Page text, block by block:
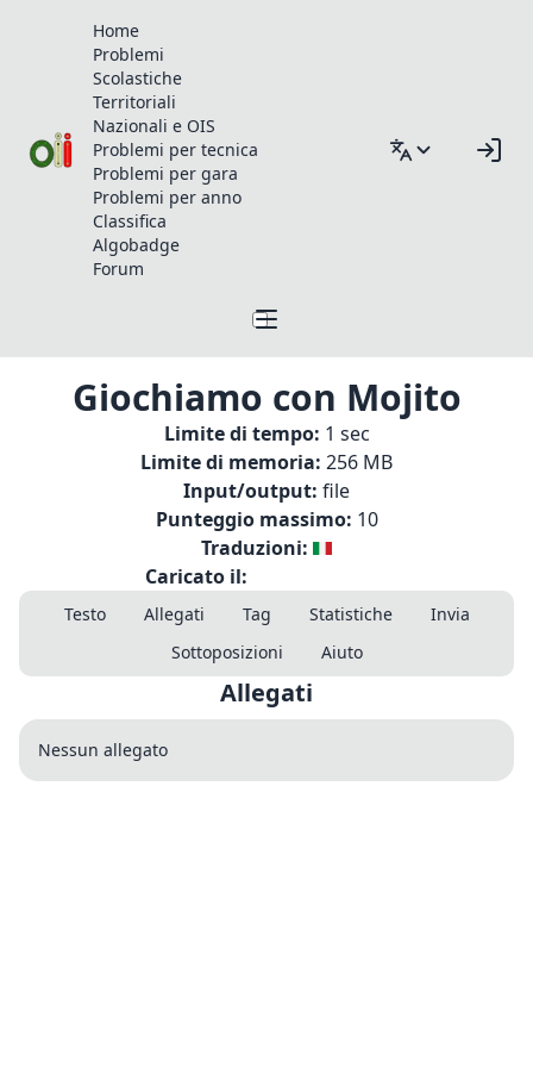
Home
Problemi
Scolastiche
Territoriali
Nazionali e OIS
Problemi per tecnica
Problemi per gara
Problemi per anno
Classifica
Algobadge
Forum
Giochiamo con Mojito
Limite di tempo: 1 sec
Limite di memoria: 256 MB
Input/output: file
Punteggio massimo: 10
Traduzioni:
Caricato il:
Testo Allegati Tag Statistiche
Invia
Sottoposizioni
Aiuto
Allegati
Nessun allegato